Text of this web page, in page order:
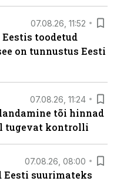
07.08.26, 11:52
toodetud
on tunnustus Eesti
07.08.26, 11:24
tõi hinnad
tugevat kontrolli
07.08.26, 08:00
Eesti suurimateks